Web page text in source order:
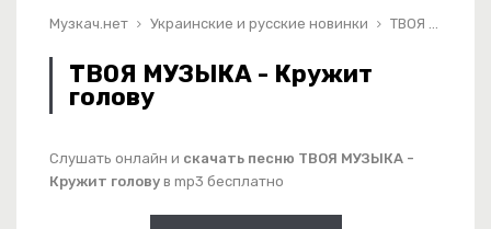
Музкач.нет Украинские и русские новинки ТВОЯ МУЗЫКА - Кружит голову
ТВОЯ МУЗЫКА - Кружит
голову
Слушать онлайн и скачать песню ТВОЯ МУЗЫКА -
Кружит голову в mp3 бесплатно